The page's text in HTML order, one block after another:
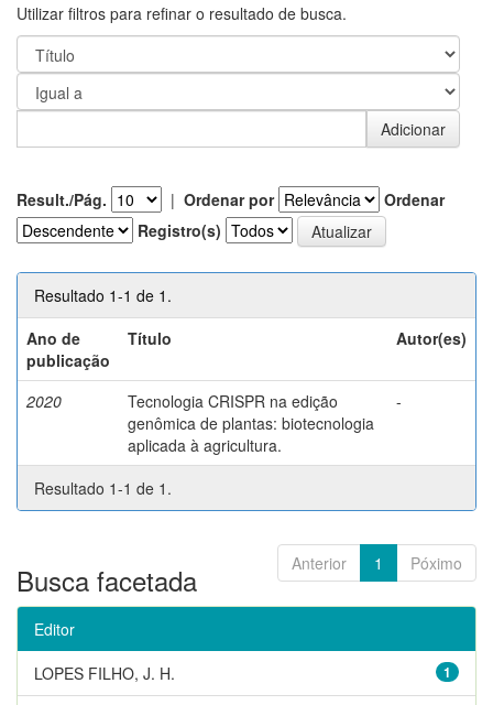
Utilizar filtros para refinar o resultado de busca.
Result./Pág. | Ordenar por
Ordenar
Registro(s)
Resultado 1-1 de 1.
Ano de
publicação
Título Autor(es)
2020
Tecnologia CRISPR na edição
genômica de plantas: biotecnologia
aplicada à agricultura.
-
Resultado 1-1 de 1.
Anterior 1 Póximo
Busca facetada
Editor
1
LOPES FILHO, J. H.